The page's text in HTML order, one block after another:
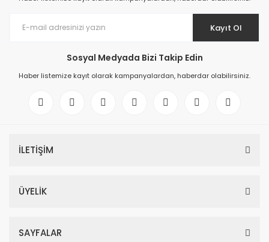
Kayıt Ol
Sosyal Medyada Bizi Takip Edin
Haber listemize kayıt olarak kampanyalardan, haberdar olabilirsiniz.
İLETİŞİM
ÜYELİK
SAYFALAR